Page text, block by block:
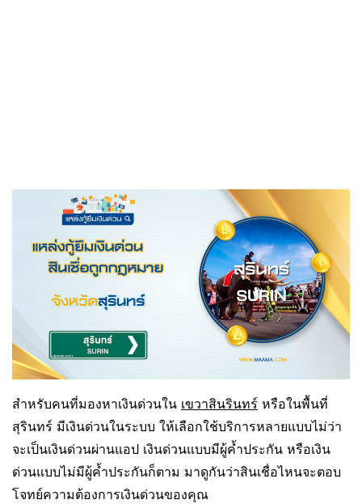
สำหรับคนที่มองหาเงินด่วนใน เขวาสินรินทร์ หรือในพื้นที่
สุรินทร์ มีเงินด่วนในระบบ ให้เลือกใช้บริการหลายแบบไม่ว่า
จะเป็นเงินด่วนผ่านแอป เงินด่วนแบบมีผู้ค้ำประกัน หรือเงิน
ด่วนแบบไม่มีผู้ค้ำประกันก็ตาม มาดูกันว่าสินเชื่อไหนจะตอบ
โจทย์ความต้องการเงินด่วนของคุณ